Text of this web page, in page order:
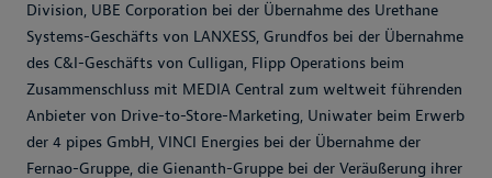
Division, UBE Corporation bei der Übernahme des Urethane
Systems-Geschäfts von LANXESS, Grundfos bei der Übernahme
des C&I-Geschäfts von Culligan, Flipp Operations beim
Zusammenschluss mit MEDIA Central zum weltweit führenden
Anbieter von Drive-to-Store-Marketing, Uniwater beim Erwerb
der 4 pipes GmbH, VINCI Energies bei der Übernahme der
Fernao-Gruppe, die Gienanth-Gruppe bei der Veräußerung ihrer